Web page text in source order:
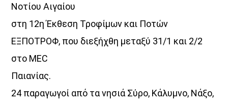
Ο Aegean Voice 107.5 συνεχίζει να σας κρατά συντροφιά
με αγαπημένες επιτυχίες, ξεχωριστές μελωδίες
και μουσικές επιλογές για κάθε στιγμή της ημέρας.
Χαλαρώστε, ταξιδέψτε, ανεβάστε ένταση
που έχει πάντα κάτι όμορφο να ακουστεί.
Aegean Voice 107.5 τον ραδιοφωνικό σταθμό της
Νοτίου Αιγαίου
στη 12η Έκθεση Τροφίμων και Ποτών
ΕΞΠΟΤΡΟΦ, που διεξήχθη μεταξύ 31/1 και 2/2
στο MEC
Παιανίας.
24 παραγωγοί από τα νησιά Σύρο, Κάλυμνο, Νάξο,